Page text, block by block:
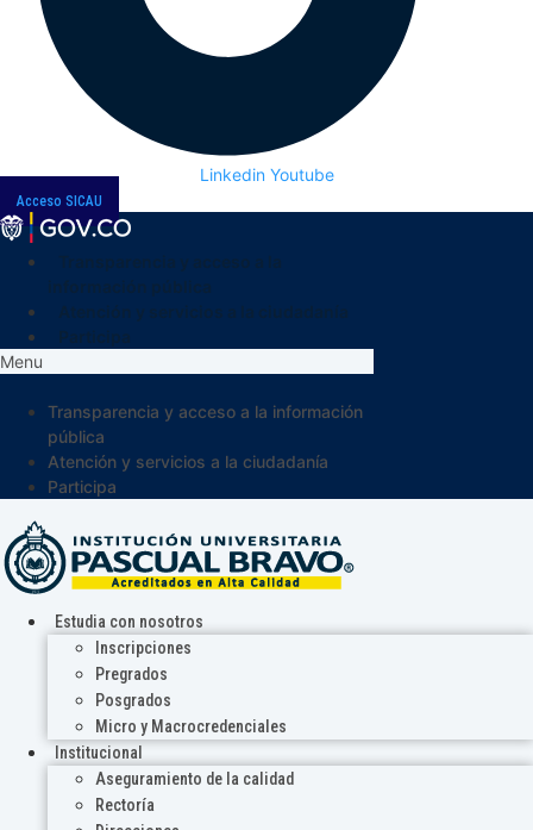
Linkedin Youtube
Acceso SICAU
Menu
Transparencia y acceso a la información
pública
Atención y servicios a la ciudadanía
Participa
Estudia con nosotros
Inscripciones
Pregrados
Posgrados
Micro y Macrocredenciales
Institucional
Aseguramiento de la calidad
Rectoría